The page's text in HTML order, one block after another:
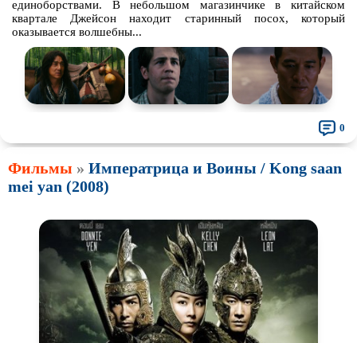
единоборствами. В небольшом магазинчике в китайском
квартале Джейсон находит старинный посох, который
оказывается волшебны...
0
Фильмы » Императрица и Воины / Kong saan
mei yan (2008)